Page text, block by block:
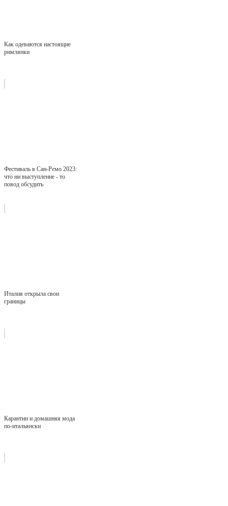
Как одеваются настоящие
римлянки
Фестиваль в Сан-Ремо 2023:
что ни выступление - то
повод обсудить
Италия открыла свои
границы
Карантин и домашняя мода
по-итальянски